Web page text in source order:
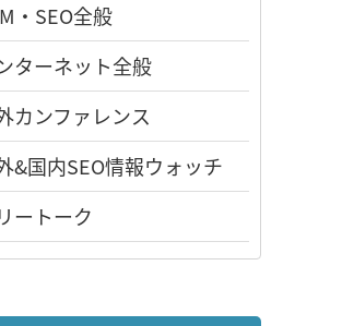
・SEO全般
ターネット全般
カンファレンス
&国内SEO情報ウォッチ
ートーク